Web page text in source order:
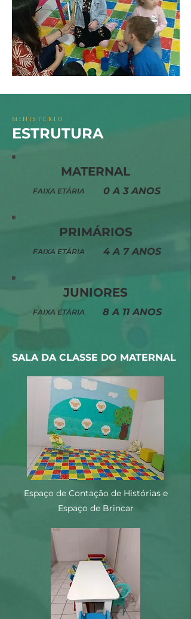
MINISTÉRIO
ESTRUTURA
MATERNAL
FAIXA ETÁRIA 0 A 3 ANOS
PRIMÁRIOS
FAIXA ETÁRIA 4 A 7 ANOS
JUNIORES
FAIXA ETÁRIA 8 A 11 ANOS
SALA DA CLASSE DO MATERNAL
Espaço de Contação de Histórias e
Espaço de Brincar